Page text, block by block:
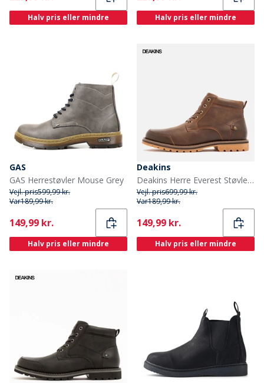
Halv pris eller mindre Halv pris eller mindre
GAS
GAS Herrestøvler Mouse Grey
Vejl. pris599,99 kr.
Var189,99 kr.
Current
149,99 kr.
Halv pris eller mindre
Deakins
Deakins Herre Everest Støvler Mellem Brun
Vejl. pris699,99 kr.
Var189,99 kr.
Current
149,99 kr.
Halv pris eller mindre